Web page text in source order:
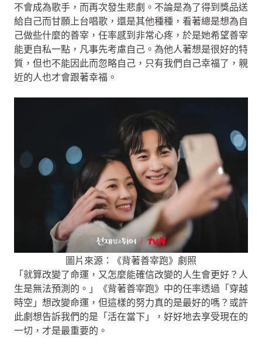
不會成為歌手，而再次發生悲劇。不論是為了得到獎品送
給自己而甘願上台唱歌，還是其他種種，看著總是想為自
己做些什麼的善宰，任率感到非常心疼，於是她希望善宰
能更自私一點，凡事先考慮自己。為他人著想是很好的特
質，但也不能因此而忽略自己，只有我們自己幸福了，親
近的人也才會跟著幸福。
圖片來源：《背著善宰跑》劇照
「就算改變了命運，又怎麼能確信改變的人生會更好？人
生是無法預測的。」《背著善宰跑》中的任率透過「穿越
時空」想改變命運，但這樣的努力真的是最好的嗎？或許
此劇想告訴我們的是「活在當下」，好好地去享受現在的
一切，才是最重要的。